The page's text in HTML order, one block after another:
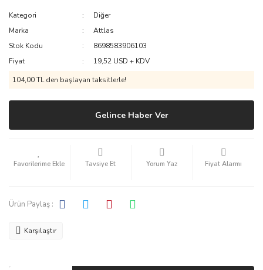
Kategori
Diğer
Marka
Attlas
Stok Kodu
8698583906103
Fiyat
19,52 USD + KDV
104,00 TL den başlayan taksitlerle!
Gelince Haber Ver
Tavsiye Et Yorum Yaz Fiyat Alarmı
Ürün Paylaş :
Karşılaştır